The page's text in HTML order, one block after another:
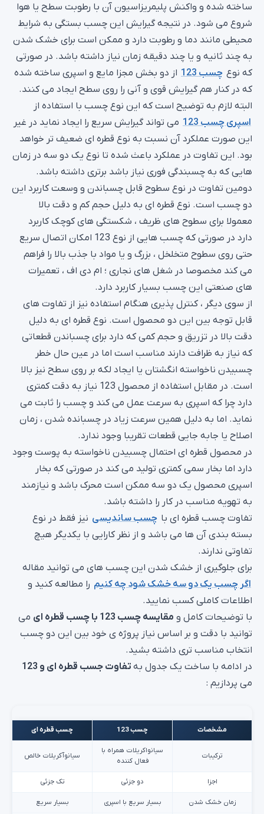
ساخته شده و واکنش پلیمریزاسیون آن با رطوبت سطح یا هوا
شروع می شود. در نتیجه گیرایش این چسب بستگی به شرایط
محیطی مانند دما و رطوبت دارد و ممکن است برای خشک شدن
به چند ثانیه و یا چند دقیقه زمان نیاز داشته باشد. در صورتی
که نوع چسب 123
از دو بخش مجزا مایع و اسپری ساخته شده
که در کنار هم گیرایش قوی و آنی را روی سطح ایجاد می کنند.
البته لازم به توضیح است که این نوع چسب با استفاده از
اسپری چسب 123
می تواند گیرایش سریع را ایجاد نماید در غیر
این صورت عملکرد آن نسبت به نوع قطره ای ضعیف تر خواهد
بود. این تفاوت در عملکرد باعث شده تا نوع یک دو سه در زمان
هایی که به چسبندگی فوری نیاز باشد برتری داشته باشد.
دومین تفاوت در نوع سطوح قابل چسباندن و وسعت کاربرد این
دو چسب است. نوع قطره ای به دلیل حجم کم و دقت بالا
معمولا برای سطوح های ظریف ، شکستگی های کوچک کاربرد
دارد در صورتی که چسب هایی از نوع 123 امکان اتصال سریع
حتی روی سطوح متخلخل ، بزرگ و یا مواد با جذب بالا را فراهم
می کند مخصوصا در شغل های نجاری ؛ ام دی اف ، تعمیرات
های صنعتی این چسب بسیار کاربرد دارد.
از سوی دیگر ، کنترل پذیری هنگام استفاده نیز از تفاوت های
قابل توجه بین این دو محصول است. نوع قطره ای به دلیل
دقت بالا در تزریق و حجم کمی که دارد برای چسباندن قطعاتی
که نیاز به ظرافت دارند مناسب است اما در عین حال خطر
چسبیدن ناخواسته انگشتان یا ایجاد لکه بر روی سطح نیز بالا
است. در مقابل استفاده از محصول 123 نیاز به دقت کمتری
دارد چرا که اسپری به سرعت عمل می کند و چسب را ثابت می
نماید. اما به دلیل همین سرعت زیاد در چسبانده شدن ، زمان
اصلاح یا جابه جایی قطعات تقریبا وجود ندارد.
در محصول قطره ای احتمال چسبیدن ناخواسته به پوست وجود
دارد اما بخار سمی کمتری تولید می کند در صورتی که بخار
اسپری محصول یک دو سه ممکن است محرک باشد و نیازمند
به تهویه مناسب در کار را داشته باشد.
تفاوت چسب قطره ای با چسب ساندیسی نیز فقط در نوع
بسته بندی آن ها می باشد و از نظر کارایی با یکدیگر هیچ
تفاوتی ندارند.
برای جلوگیری از خشک شدن این چسب های می توانید مقاله
اگر چسب یک دو سه خشک شود چه کنیم را مطالعه کنید و
اطلاعات کاملی کسب نمایید.
با توضیحات کامل و مقایسه چسب 123 با چسب قطره ای
می
توانید با دقت و بر اساس نیاز پروژه ی خود بین این دو چسب
انتخاب مناسب تری داشته بشید.
در ادامه با ساخت یک جدول به تفاوت جسب قطره ای و 123
می پردازیم :
مشخصات چسب 123 چسب قطره ای
ترکیبات
سیانواکریلات همراه با
فعال کننده
سیانوآکریلات خالص
اجزا دو جزئی تک جزئی
زمان خشک شدن بسیار سریع با اسپری بسیار سریع